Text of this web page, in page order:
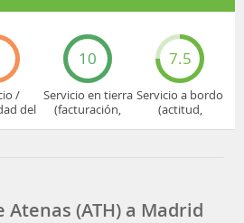
/
del
10
Servicio en tierra
(facturación,
7.5
Servicio a bordo
(actitud,
(ATH) a Madrid